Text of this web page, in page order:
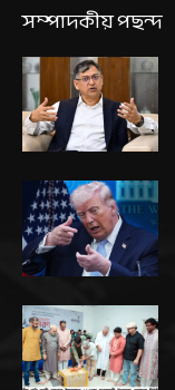
সম্পাদকীয় পছন্দ